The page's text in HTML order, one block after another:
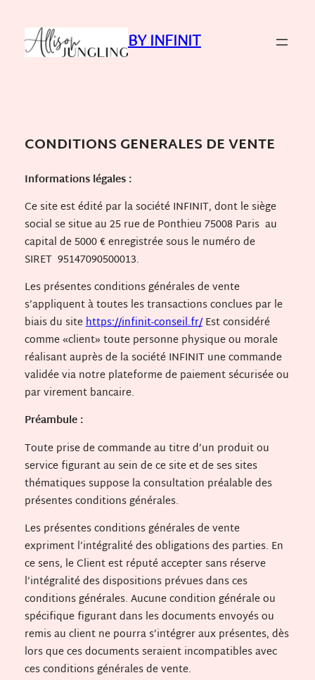
contenu
BY INFINIT
CONDITIONS GENERALES DE VENTE
Informations légales :
Ce site est édité par la société INFINIT, dont le siège
social se situe au 25 rue de Ponthieu 75008 Paris au
capital de 5000 € enregistrée sous le numéro de
SIRET 95147090500013.
Les présentes conditions générales de vente
s’appliquent à toutes les transactions conclues par le
biais du sitehttps://infinit-conseil.fr/Est considéré
comme «client» toute personne physique ou morale
réalisant auprès de la société INFINIT une commande
validée via notre plateforme de paiement sécurisée ou
par virement bancaire.
Préambule :
Toute prise de commande au titre d’un produit ou
service figurant au sein de ce site et de ses sites
thématiques suppose la consultation préalable des
présentes conditions générales.
Les présentes conditions générales de vente
expriment l’intégralité des obligations des parties. En
ce sens, le Client est réputé accepter sans réserve
l’intégralité des dispositions prévues dans ces
conditions générales. Aucune condition générale ou
spécifique figurant dans les documents envoyés ou
remis au client ne pourra s’intégrer aux présentes, dès
lors que ces documents seraient incompatibles avec
ces conditions générales de vente.